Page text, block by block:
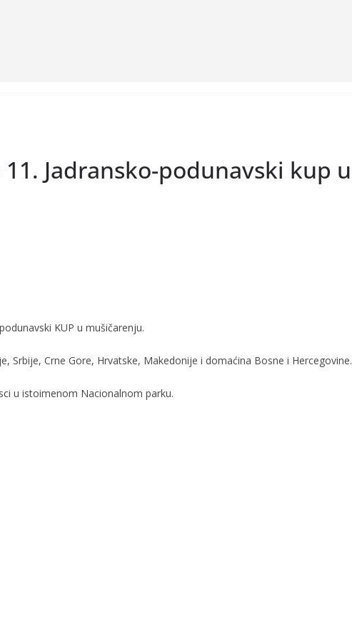
11. Jadransko-podunavski kup u
KUP u mušičarenju.
Srbije, Crne Gore, Hrvatske, Makedonije i domaćina Bosne i Hercegovine.
u istoimenom Nacionalnom parku.